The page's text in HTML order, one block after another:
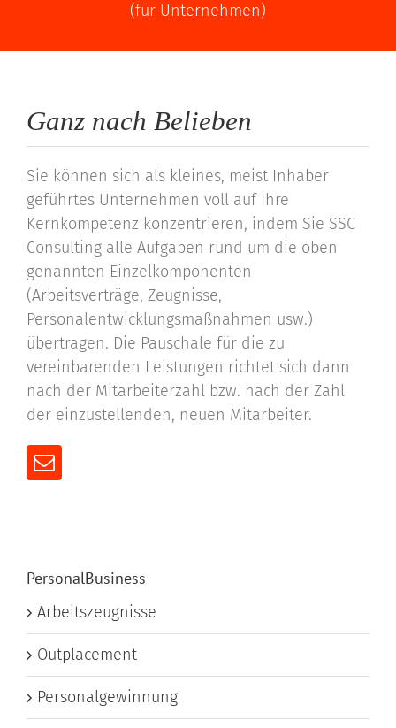
(für Unternehmen)
Ganz nach Belieben
Sie können sich als kleines, meist Inhaber
geführtes Unternehmen voll auf Ihre
Kernkompetenz konzentrieren, indem Sie SSC
Consulting alle Aufgaben rund um die oben
genannten Einzelkomponenten
(Arbeitsverträge, Zeugnisse,
Personalentwicklungsmaßnahmen usw.)
übertragen. Die Pauschale für die zu
vereinbarenden Leistungen richtet sich dann
nach der Mitarbeiterzahl bzw. nach der Zahl
der einzustellenden, neuen Mitarbeiter.
PersonalBusiness
Arbeitszeugnisse
Outplacement
Personalgewinnung